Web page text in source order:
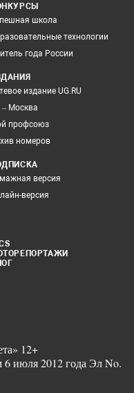
школа
технологии
года России
издание UG.RU
– Москва
профсоюз
номеров
версия
версия
12+
6 июля 2012 года Эл No.